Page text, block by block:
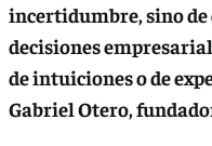
incertidumbre, sino
decisiones
de intuiciones o de
Gabriel Otero, fundador